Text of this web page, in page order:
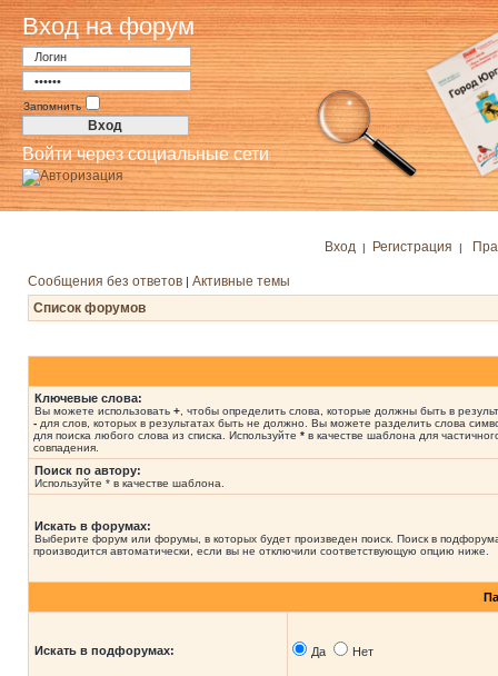
Вход на форум
Запомнить
Войти через социальные сети
Вход | Регистрация |
Сообщения без ответов | Активные темы
Список форумов
Ключевые слова:
Вы можете использовать + , чтобы определить слова, которые должны быть в
- для слов, которых в результатах быть не должно. Вы можете разделить слова
для поиска любого слова из списка. Используйте * в качестве шаблона для
совпадения.
Поиск по автору:
Используйте * в качестве шаблона.
Искать в форумах:
Выберите форум или форумы, в которых будет произведен поиск. Поиск в
производится автоматически, если вы не отключили соответствующую опцию ниже.
Искать в подфорумах: Да Нет